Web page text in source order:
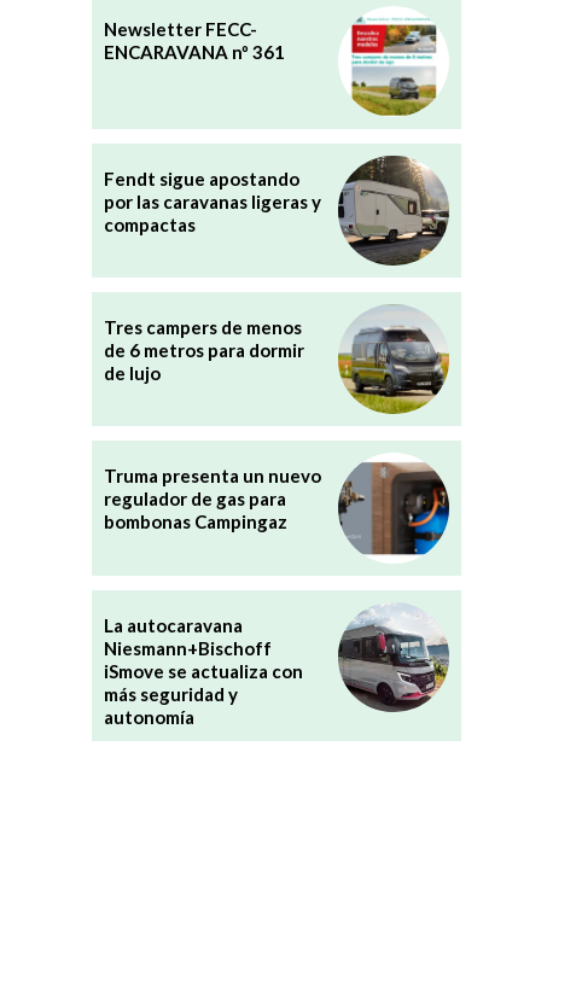
Newsletter FECC-
ENCARAVANA nº 361
Fendt sigue apostando
por las caravanas ligeras y
compactas
Tres campers de menos
de 6 metros para dormir
de lujo
Truma presenta un nuevo
regulador de gas para
bombonas Campingaz
La autocaravana
Niesmann+Bischoff
iSmove se actualiza con
más seguridad y
autonomía